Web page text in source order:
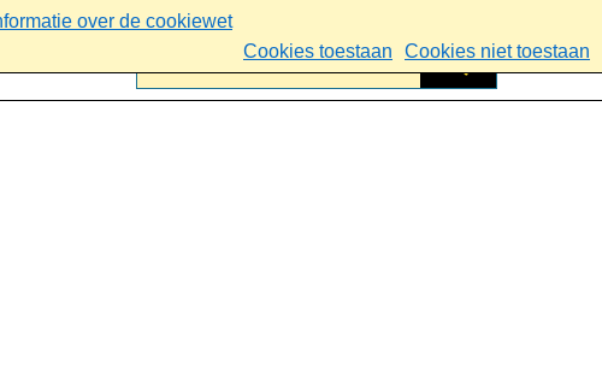
over de cookiewet
Cookies toestaan
Cookies niet toestaan